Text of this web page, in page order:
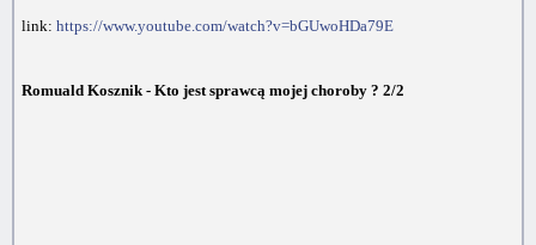
link: https://www.youtube.com/watch?v=bGUwoHDa79E
Romuald Kosznik - Kto jest sprawcą mojej choroby ? 2/2